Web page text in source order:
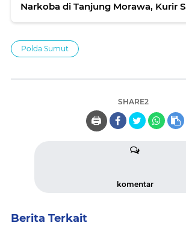
Narkoba di Tanjung Morawa, Kurir
Polda Sumut
SHARE2
🖨️
komentar
Berita Terkait